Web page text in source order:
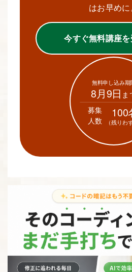
はお早めに
今すぐ無料講座
無料申し込み期
8月9日 ま
募集
人数
100
（残りわ